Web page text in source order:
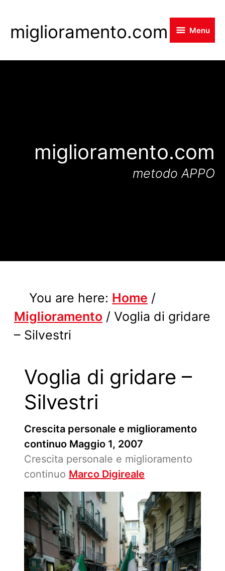
to
content
miglioramento.com Menu
miglioramento.com
metodo APPO
You are here: Home /
Miglioramento / Voglia di gridare
– Silvestri
Voglia di gridare –
Silvestri
Crescita personale e miglioramento
continuo Maggio 1, 2007
Crescita personale e miglioramento
continuo Marco Digireale